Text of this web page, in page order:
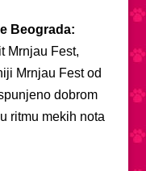
Beograda:
Mrnjau Fest,
Mrnjau Fest od
dobrom
ritmu mekih nota